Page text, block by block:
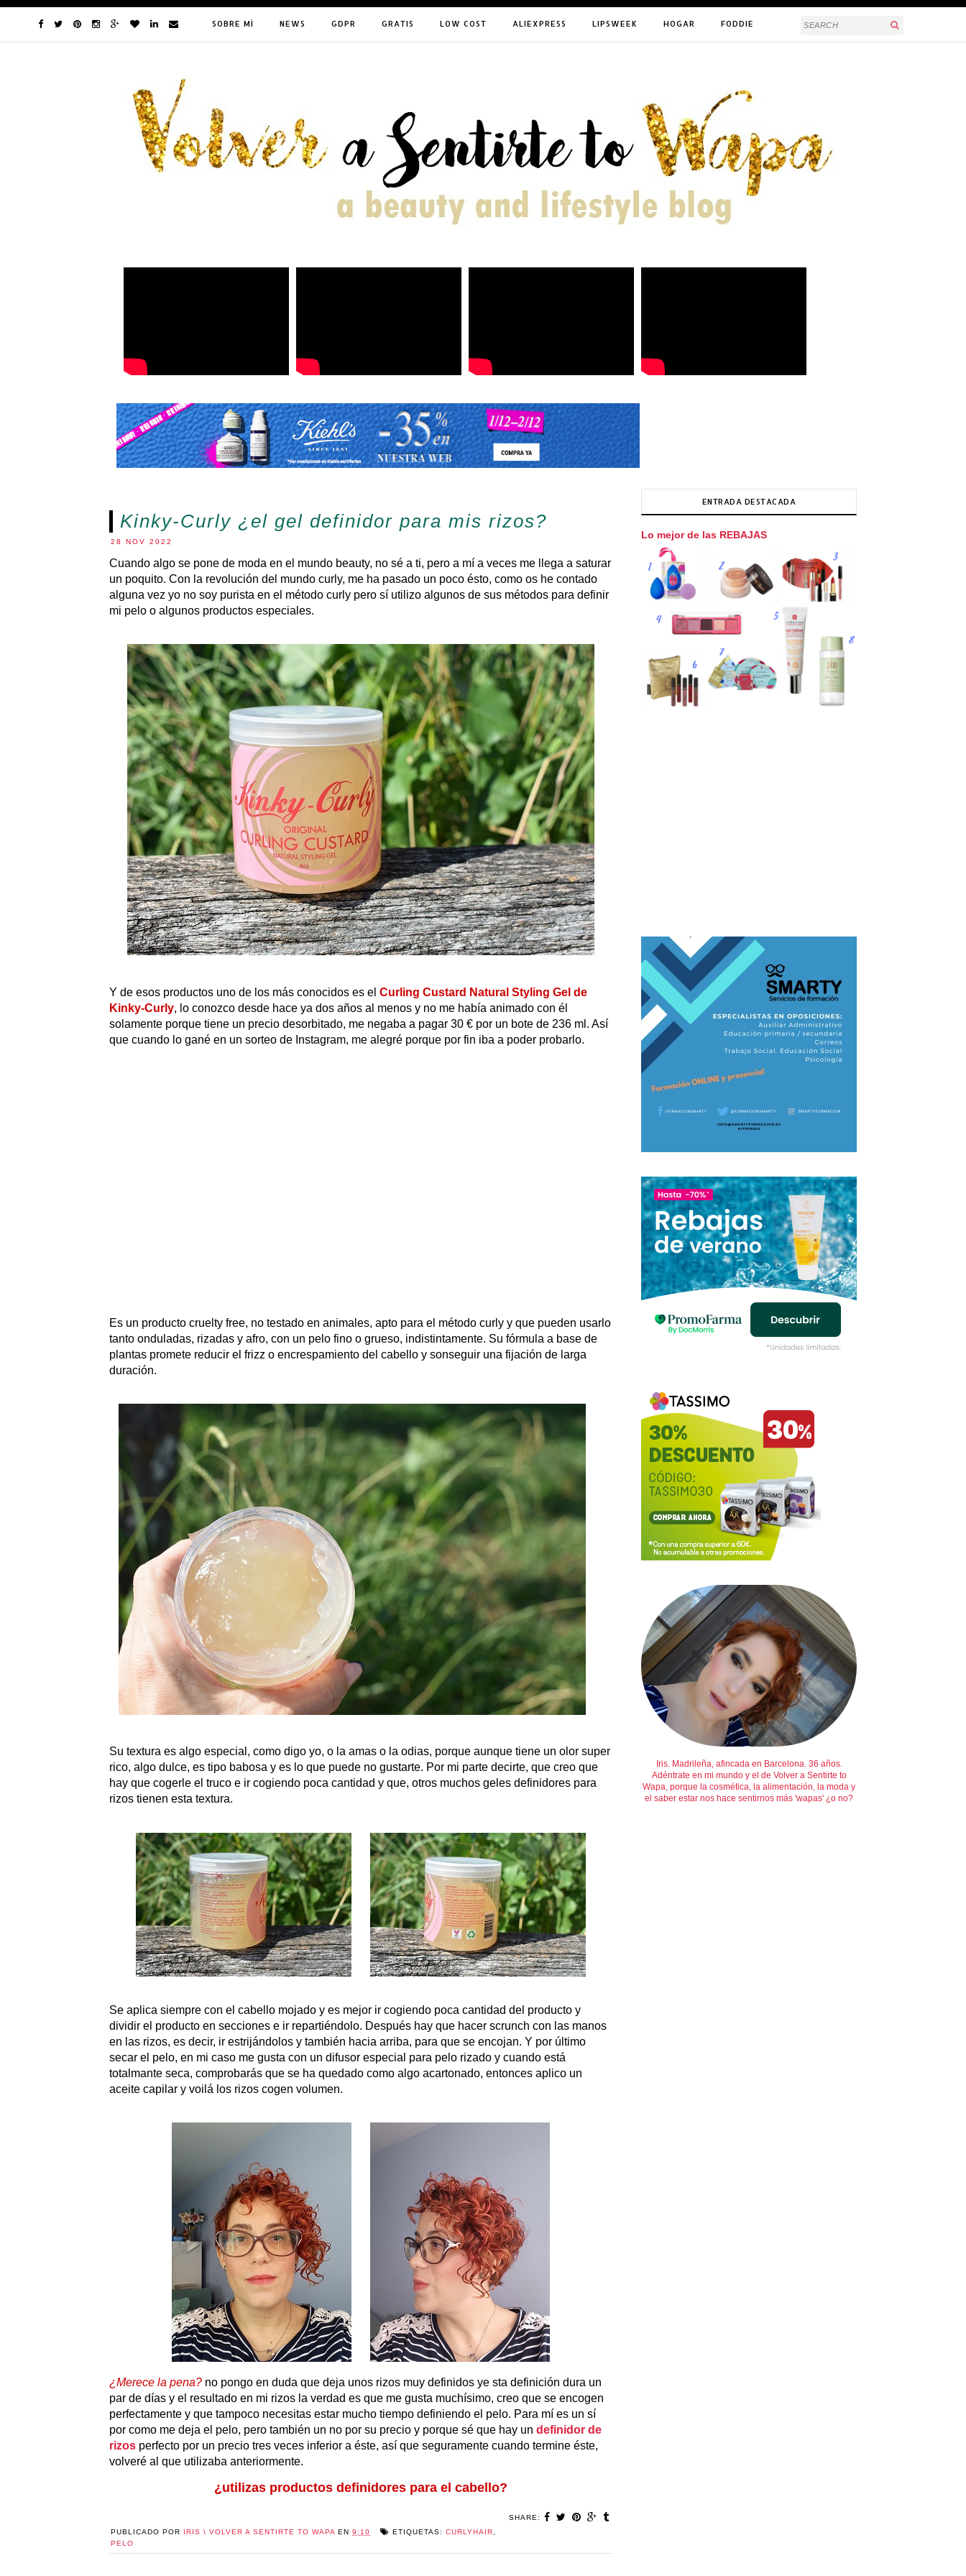
SOBRE MÍ NEWS GDPR GRATIS LOW COST ALIEXPRESS LIPSWEEK HOGAR FODDIE
Kinky-Curly ¿el gel definidor para mis rizos?
28 NOV 2022
Cuando algo se pone de moda en el mundo beauty, no sé a ti, pero a mí a veces me llega a saturar
un poquito. Con la revolución del mundo curly, me ha pasado un poco ésto, como os he contado
alguna vez yo no soy purista en el método curly pero sí utilizo algunos de sus métodos para definir
mi pelo o algunos productos especiales.
Y de esos productos uno de los más conocidos es el Curling Custard Natural Styling Gel de
Kinky-Curly, lo conozco desde hace ya dos años al menos y no me había animado con él
solamente porque tiene un precio desorbitado, me negaba a pagar 30 € por un bote de 236 ml. Así
que cuando lo gané en un sorteo de Instagram, me alegré porque por fin iba a poder probarlo.
Es un producto cruelty free, no testado en animales, apto para el método curly y que pueden usarlo
tanto onduladas, rizadas y afro, con un pelo fino o grueso, indistintamente. Su fórmula a base de
plantas promete reducir el frizz o encrespamiento del cabello y sonseguir una fijación de larga
duración.
Su textura es algo especial, como digo yo, o la amas o la odias, porque aunque tiene un olor super
rico, algo dulce, es tipo babosa y es lo que puede no gustarte. Por mi parte decirte, que creo que
hay que cogerle el truco e ir cogiendo poca cantidad y que, otros muchos geles definidores para
rizos tienen esta textura.
Se aplica siempre con el cabello mojado y es mejor ir cogiendo poca cantidad del producto y
dividir el producto en secciones e ir repartiéndolo. Después hay que hacer scrunch con las manos
en las rizos, es decir, ir estrijándolos y también hacia arriba, para que se encojan. Y por último
secar el pelo, en mi caso me gusta con un difusor especial para pelo rizado y cuando está
totalmante seca, comprobarás que se ha quedado como algo acartonado, entonces aplico un
aceite capilar y voilá los rizos cogen volumen.
¿Merece la pena? no pongo en duda que deja unos rizos muy definidos ye sta definición dura un
par de días y el resultado en mi rizos la verdad es que me gusta muchísimo, creo que se encogen
perfectamente y que tampoco necesitas estar mucho tiempo definiendo el pelo. Para mí es un sí
por como me deja el pelo, pero también un no por su precio y porque sé que hay un definidor de
rizos perfecto por un precio tres veces inferior a éste, así que seguramente cuando termine éste,
volveré al que utilizaba anteriormente.
¿utilizas productos definidores para el cabello?
SHARE:
PUBLICADO POR IRIS \ VOLVER A SENTIRTE TO WAPA EN 9:10 ETIQUETAS: CURLYHAIR,
PELO
ENTRADA DESTACADA
Lo mejor de las REBAJAS
Iris. Madrileña, afincada en Barcelona. 36 años.
Adéntrate en mi mundo y el de Volver a Sentirte to
Wapa, porque la cosmética, la alimentación, la moda y
el saber estar nos hace sentirnos más 'wapas' ¿o no?